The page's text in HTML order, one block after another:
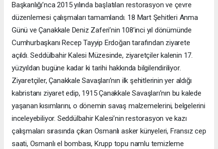
Başkanlığı’nca 2015 yılında başlatılan restorasyon ve çevre
düzenlemesi çalışmaları tamamlandı. 18 Mart Şehitleri Anma
Günü ve Çanakkale Deniz Zaferi’nin 108’inci yıl dönümünde
Cumhurbaşkanı Recep Tayyip Erdoğan tarafından ziyarete
açıldı. Seddülbahir Kalesi Müzesinde, ziyaretçiler kalenin 17.
yüzyıldan bugüne kadar ki tarihi hakkında bilgilendiriliyor.
Ziyaretçiler, Çanakkale Savaşları’nın ilk şehitlerinin yer aldığı
kabristanı ziyaret edip, 1915 Çanakkale Savaşları’nın bu kalede
yaşanan kısımlarını, o dönemin savaş malzemelerini, belgelerini
inceleyebiliyor. Seddülbahir Kalesi’nin restorasyon ve kazı
çalışmaları sırasında çıkan Osmanlı asker künyeleri, Fransız cep
saati, Osmanlı el bombası, Krupp topu namlu temizleme